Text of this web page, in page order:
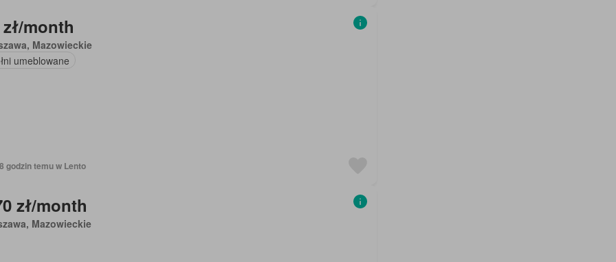
month
Mazowieckie
umeblowane
godzin temu w Lento
zł/month
Mazowieckie